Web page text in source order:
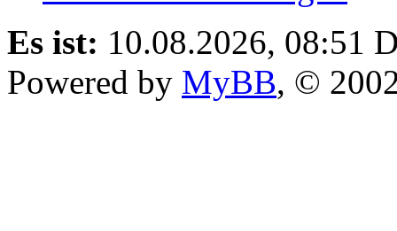
Es ist: 10.08.2026, 08:51
Powered by MyBB, ©